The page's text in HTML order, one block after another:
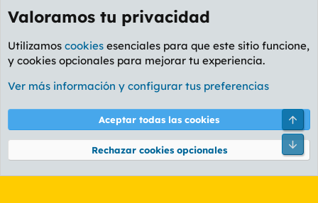
Etiquetas
Cookies
PL OLDSTYLE AMARILLO
Términos y reglas Política de privacidad Ayuda
Community platform by XenForo® © 2010-2026 XenForo Ltd.
Valoramos tu privacidad
Utilizamos cookies esenciales para que este sitio funcione,
y cookies opcionales para mejorar tu experiencia.
Ver más información y configurar tus preferencias
Aceptar todas las cookies
Rechazar cookies opcionales
Pie